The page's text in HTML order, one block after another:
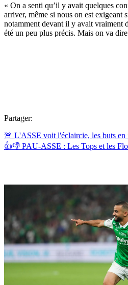
« On a senti qu’il y avait quelques
arriver, même si nous on est exigeant
notamment devant il y avait vraiment
été un peu plus précis. Mais on va
Partager:
🚨 L'ASSE voit l'éclaircie, les buts en
👍👎 PAU-ASSE : Les Tops et les